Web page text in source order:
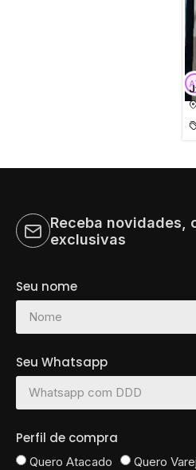
Receba novidades,
exclusivas
Seu nome
Seu Whatsapp
Perfil de compra
Quero Atacado Quero